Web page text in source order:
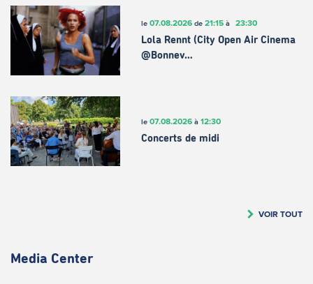
le 07.08.2026de 21:15à 23:30
Lola Rennt (City Open Air Cinema
@Bonnev…
le 07.08.2026à 12:30
Concerts de midi
VOIR TOUT
Media Center